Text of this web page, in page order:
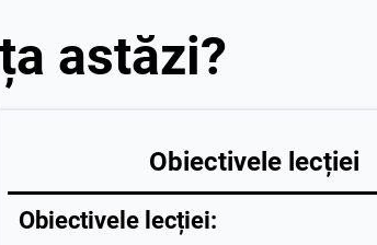
astăzi?
Obiectivele lecției
Obiectivele lecției: